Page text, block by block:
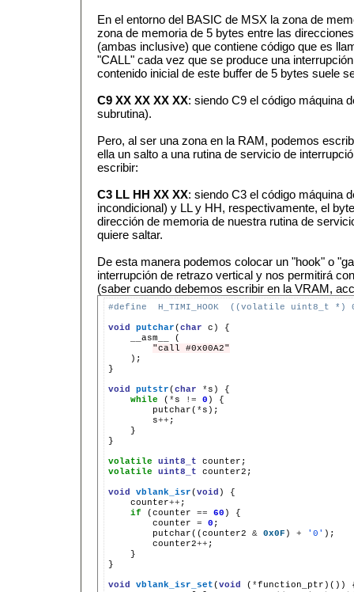
En el entorno del BASIC de MSX la zona de
zona de memoria de 5 bytes entre las
(ambas inclusive) que contiene código que es
"CALL" cada vez que se produce una
contenido inicial de este buffer de 5 bytes suele
C9 XX XX XX XX: siendo C9 el código máquina
subrutina).
Pero, al ser una zona en la RAM, podemos
ella un salto a una rutina de servicio de
escribir:
C3 LL HH XX XX: siendo C3 el código máquina
incondicional) y LL y HH, respectivamente, el
dirección de memoria de nuestra rutina de
quiere saltar.
De esta manera podemos colocar un "hook" o
interrupción de retrazo vertical y nos permitirá
(saber cuando debemos escribir en la VRAM,
#define  H_TIMI_HOOK  ((volatile uint8_t *)
void putchar( char c)
__asm__
"call #0x00A2"
);
}
void putstr( char *s)
while
( *s != 0 )
putchar( *
s++
}
}
volatile uint8_t
volatile
uint8_t counter2;
void vblank_isr( void )
counter++
if
(counter == 60 )
counter
= 0
putchar((counter2
& 0x0F ) + '0'
counter2++
}
}
void vblank_isr_set( void ( *function_ptr)())